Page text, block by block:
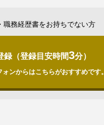
職務経歴書をお持ちでない方
録（登録目安時間3分）
ンからはこちらがおすすめです。